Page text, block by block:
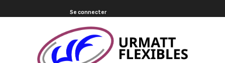
Se connecter